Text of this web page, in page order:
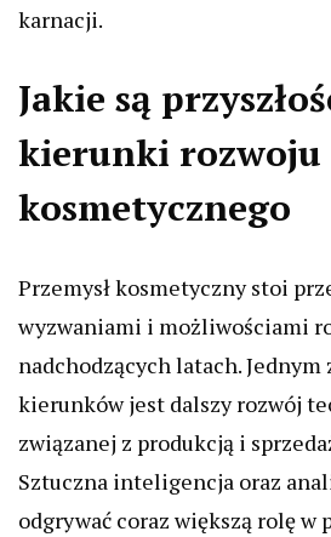
karnacji.
Jakie są
kierunki rozwoju
kosmetycznego
Przemysł kosmetyczny stoi
wyzwaniami i możliwościami
nadchodzących latach.
kierunków jest dalszy rozwój
związanej z produkcją i
Sztuczna inteligencja oraz
odgrywać coraz większą rolę